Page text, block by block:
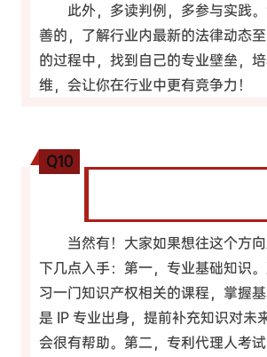
此外，多读判例，多参与实践
善的，了解行业内最新的法律动态
的过程中，找到自己的专业壁垒，
维，会让你在行业中更有竞争力！
Q10
当然有！大家如果想往这个方
下几点入手：第一，专业基础知识
习一门知识产权相关的课程，掌握
是 IP 专业出身，提前补充知识对未
会很有帮助。第二，专利代理人考